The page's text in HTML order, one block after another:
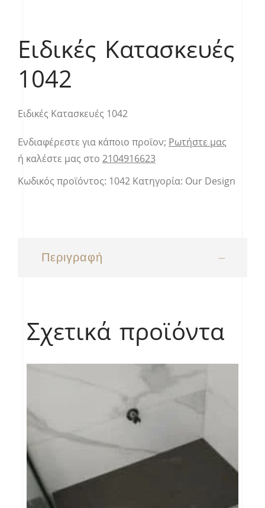
Ειδικές Κατασκευές
1042
Ειδικές Κατασκευές 1042
Ενδιαφέρεστε για κάποιο προϊον; Ρωτήστε μας
ή καλέστε μας στο 2104916623
Κωδικός προϊόντος: 1042 Κατηγορία: Our Design
Περιγραφή
Σχετικά προϊόντα